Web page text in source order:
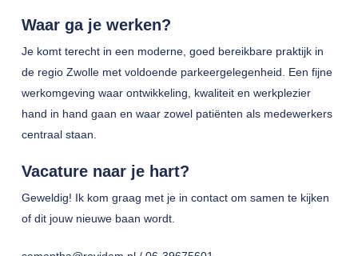
Waar ga je werken?
Je komt terecht in een moderne, goed bereikbare praktijk in
de regio Zwolle met voldoende parkeergelegenheid. Een fijne
werkomgeving waar ontwikkeling, kwaliteit en werkplezier
hand in hand gaan en waar zowel patiënten als medewerkers
centraal staan.
Vacature naar je hart?
Geweldig! Ik kom graag met je in contact om samen te kijken
of dit jouw nieuwe baan wordt.